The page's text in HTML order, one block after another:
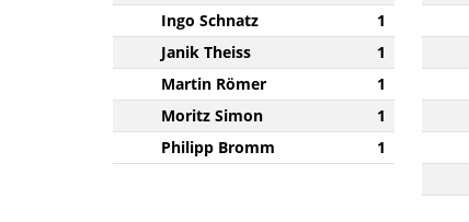
Ingo Schnatz
1
Janik Theiss
1
Martin Römer
1
Moritz Simon
1
Philipp Bromm
1